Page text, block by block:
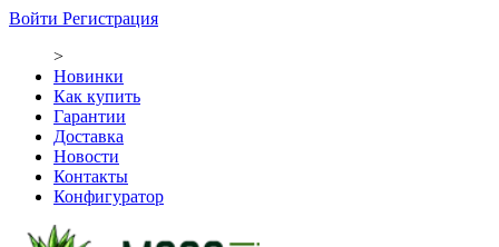
Войти Регистрация
>
Новинки
Как купить
Гарантии
Доставка
Новости
Контакты
Конфигуратор